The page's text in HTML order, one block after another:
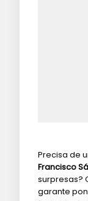
Precisa de
Francisco
surpresas?
garante